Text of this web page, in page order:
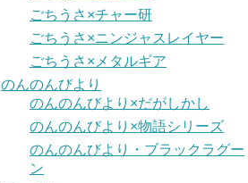
ごちうさ×チャー研
ごちうさ×ニンジャスレイヤー
ごちうさ×メタルギア
のんのんびより
のんのんびより×だがしかし
のんのんびより×物語シリーズ
のんのんびより・ブラックラグー
ン